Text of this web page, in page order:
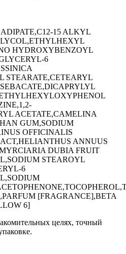
15 ALKYL
HYDROXYBENZOYL
6
STEARATE,CETEARYL
ACETATE,CAMELINA
GUM,SODIUM
OFFICINALIS
ANNUUS
DUBIA FRUIT
STEAROYL
6
[FRAGRANCE],BETA
6]
целях, точный